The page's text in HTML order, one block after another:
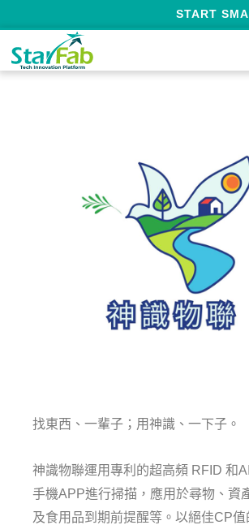
START
找東西、一輩子；用神識、一下子。
神識物聯運用專利的超高頻 RFID 和
手機APP進行掃描，應用於尋物、資
及食用品到期前提醒等。以絕佳CP